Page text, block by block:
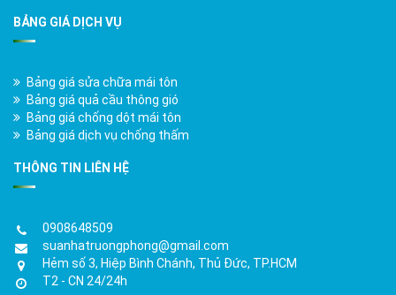
BẢNG GIÁ DỊCH VỤ
Bảng giá sửa chữa mái tôn
Bảng giá quả cầu thông gió
Bảng giá chống dột mái tôn
Bảng giá dịch vụ chống thấm
THÔNG TIN LIÊN HỆ
0908648509
suanhatruongphong@gmail.com
Hẻm số 3, Hiệp Bình Chánh, Thủ Đức, TP.HCM
T2 - CN 24/24h